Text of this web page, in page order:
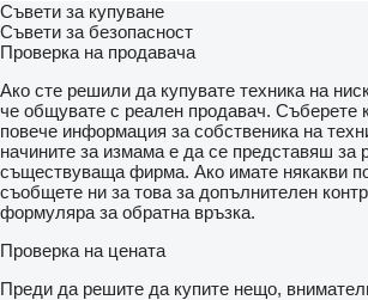
Съвети за купуване
Съвети за безопасност
Проверка на продавача
Ако сте решили да купувате техника на
че общувате с реален продавач. Съберете
повече информация за собственика на
начините за измама е да се представяш за
съществуваща фирма. Ако имате някакви
съобщете ни за това за допълнителен
формуляра за обратна връзка.
Проверка на цената
Преди да решите да купите нещо,